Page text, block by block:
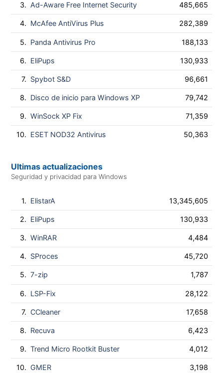
3. Ad-Aware Free Internet Security 485,665
4. McAfee AntiVirus Plus 282,389
5. Panda Antivirus Pro 188,133
6. EliPups 130,933
7. Spybot S&D 96,661
8. Disco de inicio para Windows XP 79,742
9. WinSock XP Fix 71,359
10. ESET NOD32 Antivirus 50,363
Ultimas actualizaciones
Seguridad y privacidad para Windows
1. ElistarA 13,345,605
2. EliPups 130,933
3. WinRAR 4,484
4. SProces 45,720
5. 7-zip 1,787
6. LSP-Fix 28,122
7. CCleaner 17,658
8. Recuva 6,423
9. Trend Micro Rootkit Buster 4,012
10. GMER 3,198